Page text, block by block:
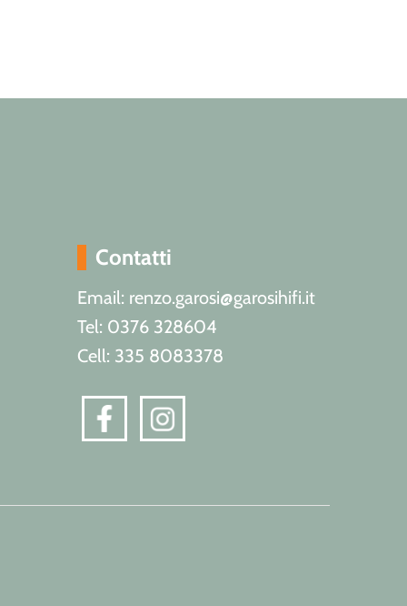
Contatti
Email: renzo.garosi@garosihifi.it
Tel: 0376 328604
Cell: 335 8083378